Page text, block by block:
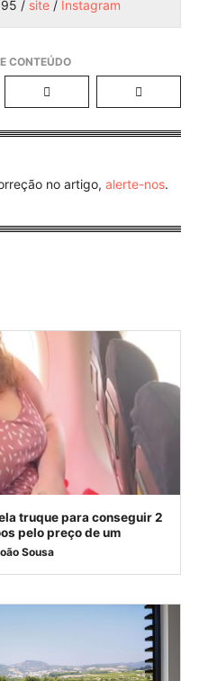
/ site / Instagram
no artigo, alerte-nos.
truque para conseguir 2
pelo preço de um
Sousa